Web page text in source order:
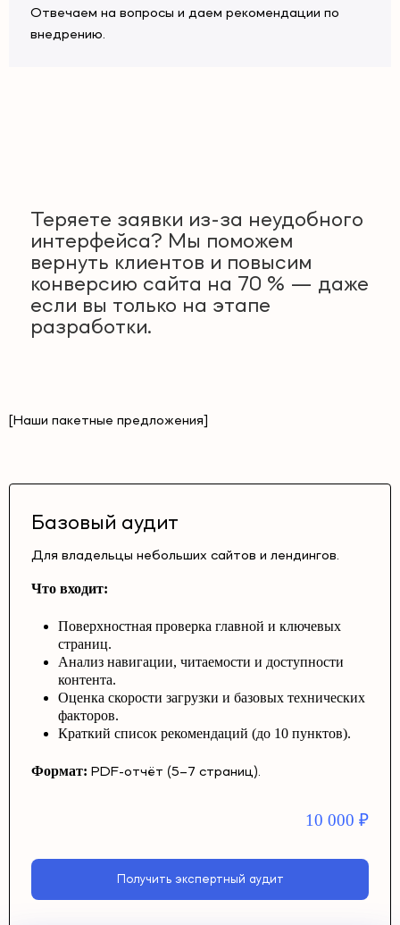
Отвечаем на вопросы и даем рекомендации по
внедрению.
Теряете заявки из-за неудобного
интерфейса? Мы поможем
вернуть клиентов и повысим
конверсию сайта на 70 % — даже
если вы только на этапе
разработки.
[Наши пакетные предложения]
Базовый аудит
Для владельцы небольших сайтов и лендингов.
Что входит:
Поверхностная проверка главной и ключевых
страниц.
Анализ навигации, читаемости и доступности
контента.
Оценка скорости загрузки и базовых технических
факторов.
Краткий список рекомендаций (до 10 пунктов).
Формат: PDF-отчёт (5–7 страниц).
10 000 ₽
Получить экспертный аудит